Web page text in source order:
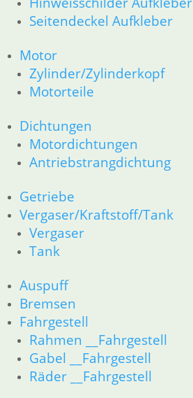
Seitendeckel Aufkleber
Motor
Zylinder/Zylinderkopf
Motorteile
Dichtungen
Motordichtungen
Antriebstrangdichtung
Getriebe
Vergaser/Kraftstoff/Tank
Vergaser
Tank
Auspuff
Bremsen
Fahrgestell
Rahmen __Fahrgestell
Gabel __Fahrgestell
Räder __Fahrgestell
Aufkleber
K-Modelle Aufkleber
Dekorsätze Aufkleber
Hinweisschilder Aufkleber
Seitendeckel Aufkleber
Motor
Motorteile
Dichtungen
Motordichtungen
Getriebe
Vergaser/Kraftstoff/Tank
Vergaser
Tank
Auspuff
Bremsen
Fahrgestell
Rahmen __Fahrgestell
Gabel __Fahrgestell
Räder __Fahrgestell
Antrieb
Elektrik
Fahrgestellelektrik